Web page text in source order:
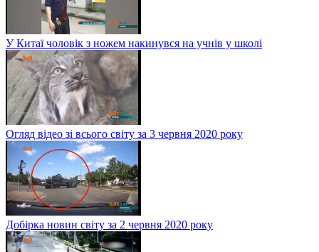
У Китаї чоловік з ножем накинувся на учнів у школі
Огляд відео зі всього світу за 3 червня 2020 року
Добірка новин світу за 2 червня 2020 року